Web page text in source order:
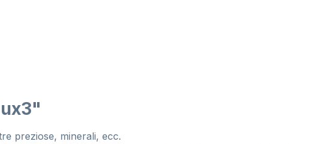
preziose, minerali, ecc.